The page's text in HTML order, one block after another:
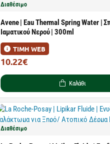
Διαθέσιμο
Avene | Eau Thermal Spring Water |
Ιαματικού Νερού | 300ml
ΤΙΜΗ WEB
10.22€
Καλάθι
Διαθέσιμο